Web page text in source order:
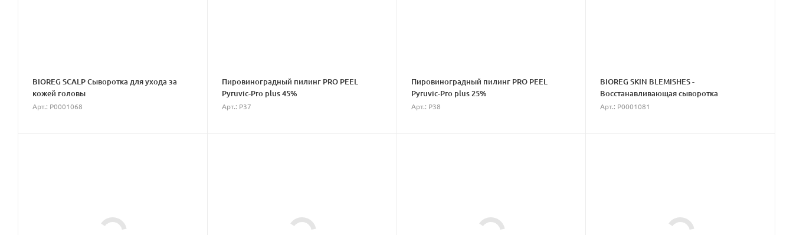
BIOREG SCALP Сыворотка для ухода за
кожей головы
Арт.: P0001068
Пировиноградный пилинг PRO PEEL
Pyruvic-Pro plus 45%
Арт.: P37
Пировиноградный пилинг PRO PEEL
Pyruvic-Pro plus 25%
Арт.: P38
BIOREG SKIN BLEMISHES -
Восстанавливающая сыворотка
Арт.: P0001081